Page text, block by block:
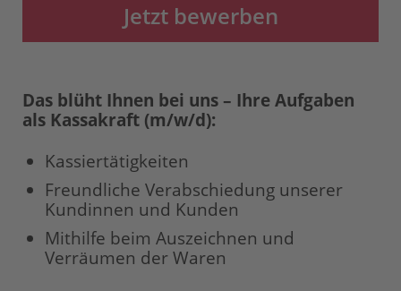
Jetzt bewerben
Das blüht Ihnen bei uns – Ihre Aufgaben
als Kassakraft (m/w/d):
Kassiertätigkeiten
Freundliche Verabschiedung unserer
Kundinnen und Kunden
Mithilfe beim Auszeichnen und
Verräumen der Waren